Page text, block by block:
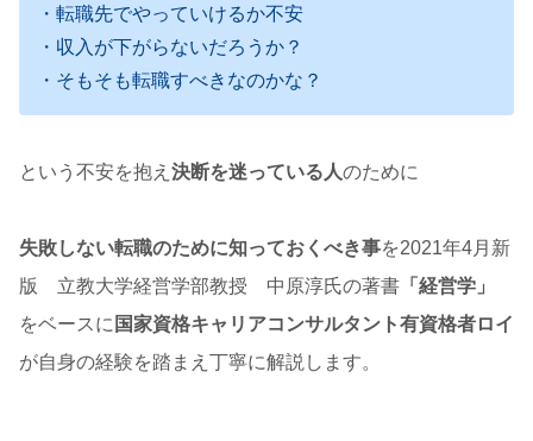
・転職先でやっていけるか不安
・収入が下がらないだろうか？
・そもそも転職すべきなのかな？
という不安を抱え 決断を迷っている人のために
失敗しない転職のために知っておくべき事を2021年4月新
版 立教大学経営学部教授 中原淳氏の著書 「経営学」
をベースに 国家資格キャリアコンサルタント有資格者ロイ
が自身の経験を踏まえ丁寧に解説します。